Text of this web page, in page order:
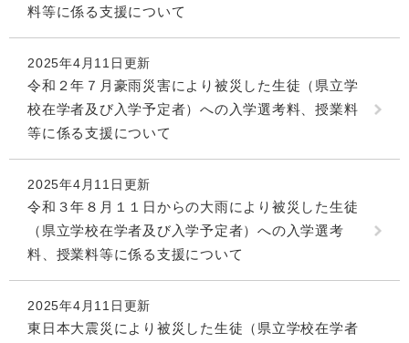
料等に係る支援について
2025年4月11日更新
令和２年７月豪雨災害により被災した生徒（県立学
校在学者及び入学予定者）への入学選考料、授業料
等に係る支援について
2025年4月11日更新
令和３年８月１１日からの大雨により被災した生徒
（県立学校在学者及び入学予定者）への入学選考
料、授業料等に係る支援について
2025年4月11日更新
東日本大震災により被災した生徒（県立学校在学者